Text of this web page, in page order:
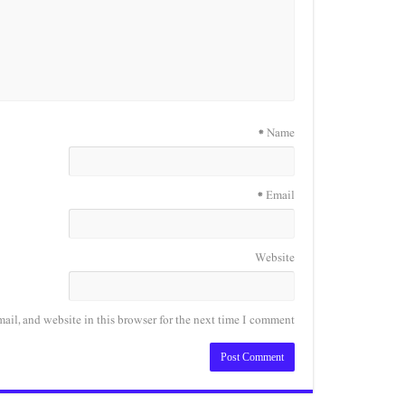
Name
*
Email
*
Website
and website in this browser for the next time I comment.